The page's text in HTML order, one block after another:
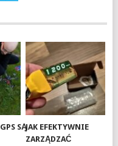
SĄJAK EFEKTYWNIE
ZARZĄDZAĆ